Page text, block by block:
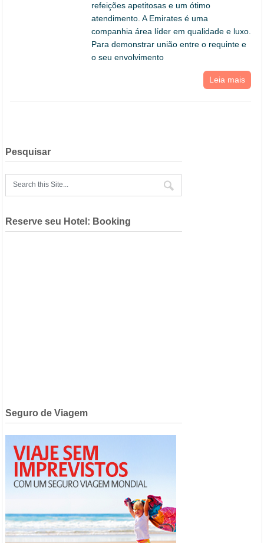
refeições apetitosas e um ótimo
atendimento. A Emirates é uma
companhia área líder em qualidade e luxo.
Para demonstrar união entre o requinte e
o seu envolvimento
Leia mais
Pesquisar
Reserve seu Hotel: Booking
Seguro de Viagem